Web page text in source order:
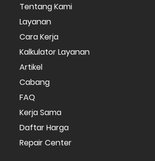
Tentang Kami
Layanan
Cara Kerja
Kalkulator Layanan
Artikel
Cabang
FAQ
Kerja Sama
Daftar Harga
Repair Center